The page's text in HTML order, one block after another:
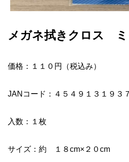
メガネ拭きクロス ミ
価格：１１０円（税込み）
JANコード：４５４９１３１９３
入数：１枚
サイズ：約 １８cm×２０cm